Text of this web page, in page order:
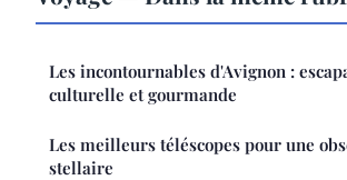
Les incontournables d'Avignon :
culturelle et gourmande
Les meilleurs téléscopes pour une
stellaire